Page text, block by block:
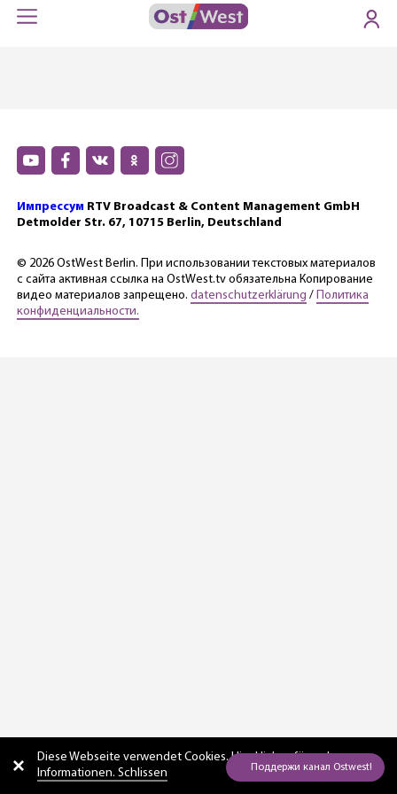
Импрессум RTV Broadcast & Content Management GmbH
Detmolder Str. 67, 10715 Berlin, Deutschland
© 2026 OstWest Berlin. При использовании текстовых материалов
с сайта активная ссылка на OstWest.tv обязательна Копирование
видео материалов запрещено. datenschutzerklärung / Политика
конфиденциальности.
Diese Webseite verwendet Cookies. Hierklicken für mehr
Informationen. Schlissen